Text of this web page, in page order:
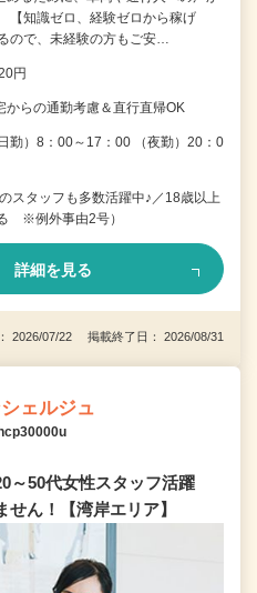
【知識ゼロ、経験ゼロから稼げ
ので、未経験の方もご安…
円
らの通勤考慮＆直行直帰OK
勤）8：00～17：00 （夜勤）20：0
スタッフも多数活躍中♪／18歳以上
※例外事由2号）
詳細を見る
2026/07/22 掲載終了日： 2026/08/31
ェルジュ
～50代女性スタッフ活躍
ん！【湾岸エリア】